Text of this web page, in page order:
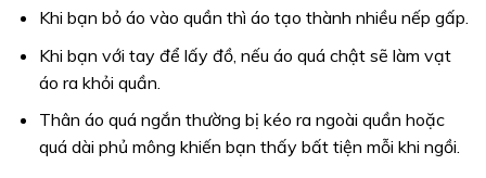
Khi bạn bỏ áo vào quần thì áo tạo thành nhiều nếp gấp.
Khi bạn với tay để lấy đồ, nếu áo quá chật sẽ làm vạt
áo ra khỏi quần.
Thân áo quá ngắn thường bị kéo ra ngoài quần hoặc
quá dài phủ mông khiến bạn thấy bất tiện mỗi khi ngồi.